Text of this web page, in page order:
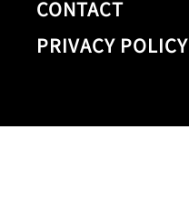
CONTACT
PRIVACY POLICY